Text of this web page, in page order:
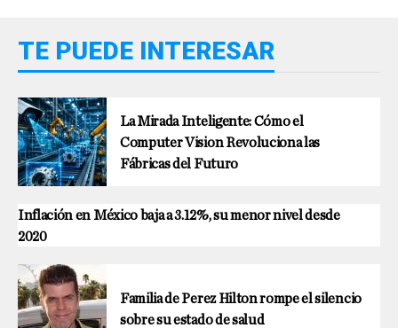
TE PUEDE INTERESAR
La Mirada Inteligente: Cómo el
Computer Vision Revoluciona las
Fábricas del Futuro
Inflación en México baja a 3.12%, su menor nivel desde
2020
Familia de Perez Hilton rompe el silencio
sobre su estado de salud